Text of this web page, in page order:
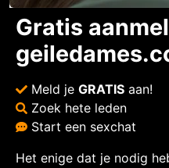
Gratis
Meld je GRATIS aan!
Zoek hete leden
Start een sexchat
Het enige dat je nodig